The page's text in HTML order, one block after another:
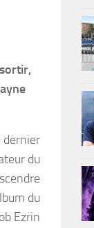
dernier
du
du
Ezrin